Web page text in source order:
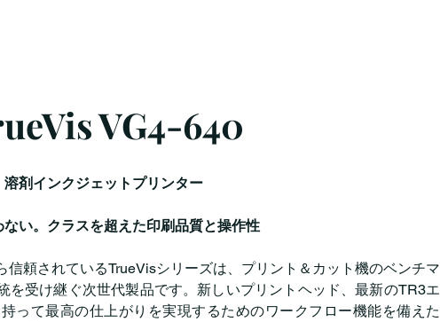
VG4-640
溶剤インクジェットプリンター
ない。クラスを超えた印刷品質と操作性
頼されているTrueVisシリーズは、プリント＆カット機のベンチマ
を受け継ぐ次世代製品です。新しいプリントヘッド、最新のTR3エ
って最高の仕上がりを実現するためのワークフロー機能を備えた